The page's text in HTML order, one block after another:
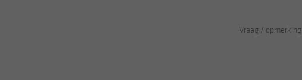
Vraag / opmerking